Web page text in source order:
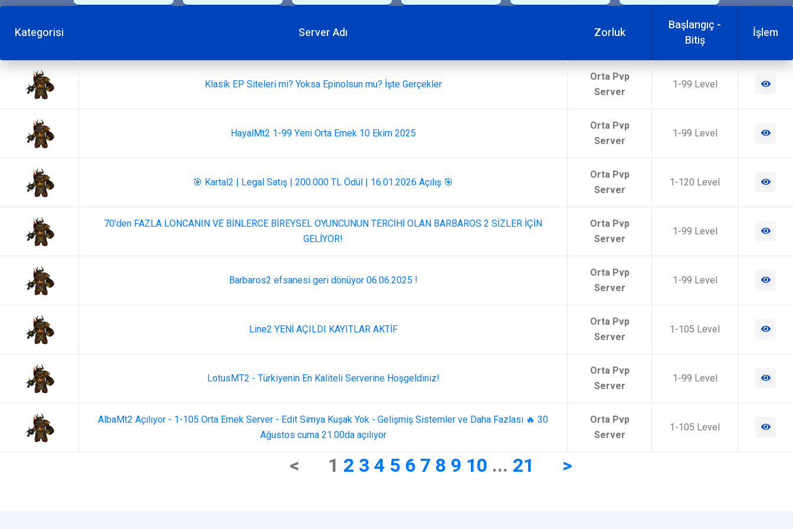
< 1 2 34 5 67 8 9 10 ... 21 >
Kategorisi Server Adı Zorluk
Başlangıç -
Bitiş
İşlem
Klasik EP Siteleri mi? Yoksa Epinolsun mu? İşte Gerçekler
Orta Pvp
Server
1-99 Level
HayalMt2 1-99 Yeni Orta Emek 10 Ekim 2025
Orta Pvp
Server
1-99 Level
🎯 Kartal2 | Legal Satış | 200.000 TL Ödül | 16.01.2026 Açılış 🎯
Orta Pvp
Server
1-120 Level
70'den FAZLA LONCANIN VE BİNLERCE BİREYSEL OYUNCUNUN TERCİHİ OLAN BARBAROS 2 SİZLER İÇİN
GELİYOR!
Orta Pvp
Server
1-99 Level
Barbaros2 efsanesi geri dönüyor 06.06.2025 !
Orta Pvp
Server
1-99 Level
Line2 YENİ AÇILDI KAYITLAR AKTİF
Orta Pvp
Server
1-105 Level
LotusMT2 - Türkiyenin En Kaliteli Serverine Hoşgeldiniz!
Orta Pvp
Server
1-99 Level
AlbaMt2 Açılıyor - 1-105 Orta Emek Server - Edit Simya Kuşak Yok - Gelişmiş Sistemler ve Daha Fazlası 🔥 30
Ağustos cuma 21.00da açılıyor
Orta Pvp
Server
1-105 Level